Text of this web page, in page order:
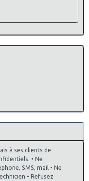
à ses clients de
• Ne
SMS, mail • Ne
• Refusez